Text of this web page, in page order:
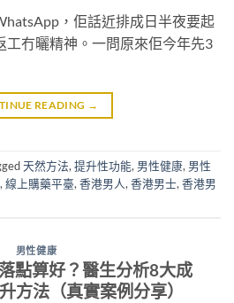
，佢話近排成日半夜要起
工冇曬精神。一問原來佢今年先3
READING →
天然方法, 提升性功能, 男性健康, 男性
, 線上購藥平臺, 香港男人, 香港男士, 香港男
男性健康
點算好？醫生分析8大成
方法（真實案例分享）